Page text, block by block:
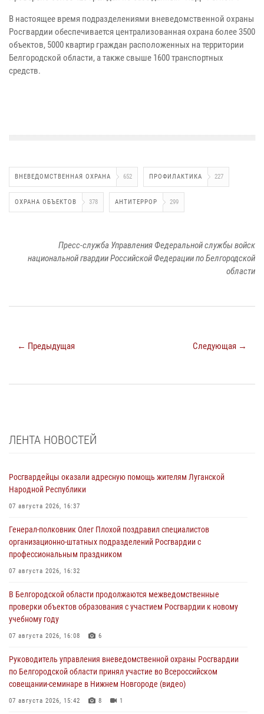
В настоящее время подразделениями вневедомственной охраны
Росгвардии обеспечивается централизованная охрана более 3500
объектов, 5000 квартир граждан расположенных на территории
Белгородской области, а также свыше 1600 транспортных
средств.
ВНЕВЕДОМСТВЕННАЯ ОХРАНА 652 ПРОФИЛАКТИКА 227
ОХРАНА ОБЪЕКТОВ 378 АНТИТЕРРОР 299
Пресс-служба Управления Федеральной службы войск
национальной гвардии Российской Федерации по Белгородской
области
← Предыдущая Следующая →
ЛЕНТА НОВОСТЕЙ
Росгвардейцы оказали адресную помощь жителям Луганской
Народной Республики
07 августа 2026, 16:37
Генерал-полковник Олег Плохой поздравил специалистов
организационно-штатных подразделений Росгвардии с
профессиональным праздником
07 августа 2026, 16:32
В Белгородской области продолжаются межведомственные
проверки объектов образования с участием Росгвардии к новому
учебному году
07 августа 2026, 16:08 6
Руководитель управления вневедомственной охраны Росгвардии
по Белгородской области принял участие во Всероссийском
совещании-семинаре в Нижнем Новгороде (видео)
07 августа 2026, 15:42 8 1